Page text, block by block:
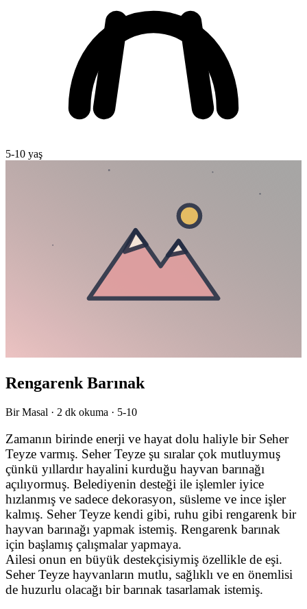
5-10 yaş
Rengarenk Barınak
Bir Masal · 2 dk okuma · 5-10
Zamanın birinde enerji ve hayat dolu haliyle bir Seher
Teyze varmış. Seher Teyze şu sıralar çok mutluymuş
çünkü yıllardır hayalini kurduğu hayvan barınağı
açılıyormuş. Belediyenin desteği ile işlemler iyice
hızlanmış ve sadece dekorasyon, süsleme ve ince işler
kalmış. Seher Teyze kendi gibi, ruhu gibi rengarenk bir
hayvan barınağı yapmak istemiş. Rengarenk barınak
için başlamış çalışmalar yapmaya.
Ailesi onun en büyük destekçisiymiş özellikle de eşi.
Seher Teyze hayvanların mutlu, sağlıklı ve en önemlisi
de huzurlu olacağı bir barınak tasarlamak istemiş.